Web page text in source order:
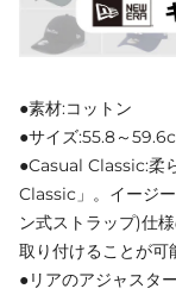
●素材:コットン
●サイズ:55.8～
●Casual Classic:柔
Classic」。イージ
ン式ストラップ)仕
取り付けることが可
●リアのアジャスタ